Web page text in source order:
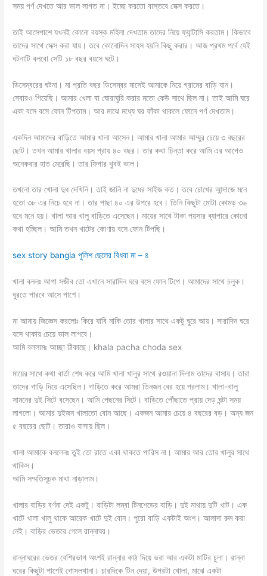
সময় পর্ণ দেখতে আর ভাল লাগত না। ইচ্ছে করতো বাস্তবে সেক্স করতে।
তাই আসেপাশে যখনই কোনো বয়স্ক মহিলা দেখতাম তাদের নিয়ে ফ্যান্টাসি করতাম। কিভাবে
তাদের সাথে সেক্স করা যায়। তবে কোনোদিন সাহস হয়নি কিছু করার। আজ প্রথম পর্বে যেই
ঘটনাটি বলবো সেটি ১৮ বছর বয়সে ঘটে।
ডিসেম্বরের ঘটনা। মা প্রতি বছর ডিসেম্বর মাসেই আমাকে নিয়ে গ্রামের বাড়ি যান।
সেবারও গিয়েছি। আমার খেলা বা ঘোরাঘুরি করার মতো কেউ সাথে ছিল না। তাই আমি ঘরে
একা বসে বসে ফোন টিপতাম। আর মাঝে মধ্যে ঘর ফাঁকা থাকলে ফোনে পর্ণ দেখতাম।
একদিন আমাদের বাড়িতে আমার খালা আসেন। আমার খালা আমার আম্মুর চেয়ে ৩ বছরের
ছোট। তখন আমার খালার বয়স প্রায় ৪০ বছর। তার কথা চিন্তা করে আমি এর আগেও
অনেকবার হাত মেরেছি। তার ফিগার খুবই ভাল।
তখনো তার খোলা দুধ দেখিনি। তাই জানি না দুধের সাইজ কত। তবে চোখের আন্দাজে মনে
হতো ৩৮ এর নিচে হবে না। তার পাছা ৪০ এর উপরে হবে। তিনি কিছুটা মোটা কোমড় ৩৬
হবে মনে হয়। খালা আর খালু বাড়িতে এসেছেন। মায়ের সাথে টাকা পয়সার ব্যাপারে কোনো
কথা হচ্ছিল। আমি তখন খাটের কোণায় বসে ফোন টিপছি।
sex story bangla পুলিশ ছেলের বিধবা মা – ৪
খালা বললঃ আপা সজীব তো এখানে সারাদিন ঘরে বসে ফোন টিপে। আমাদের সাথে চলুক।
ঘুরতে পারবে আসে পাশে।
মা আমায় জিজ্ঞেস করলোঃ কিরে যাবি নাকি তোর খালার সাথে একটু ঘুরে আয়। সারাদিন ঘরে
বসে থাকার চেয়ে ভাল লাগবে।
আমি বললামঃ আচ্ছা ঠিকাছে। khala pacha choda sex
মায়ের সাথে কথা বার্তা শেষ করে আমি খালা খালুর সাথে রওয়ানা দিলাম তাদের বাসায়। তারা
তাদের গাড়ি দিয়ে এসেছিল। গাড়িতে করে আমরা তিনজন বের হয়ে পরলাম। খালা-খালু
সামনের দুই সিটে বসেছেন। আমি পেছনের সিটে। বাড়িতে পৌঁছাতে প্রায় দেড় ঘন্টা সময়
লাগলো। আমার দুইজন খালাতো বোন আছে। একজন আমার চেয়ে ৪ বছরের বড়। অন্য জন
৫ বছরের ছোট। তারাও বাসায় ছিল।
খালা আমাকে বললেনঃ তুই তো রাতে একা থাকতে পারিস না। আমার আর তোর খালুর সাথে
থাকিস।
আমি সম্মতিসূচক মাথা নাড়ালাম।
খালার বাড়ির বর্ণনা দেই একটু। বাড়িটা লম্বা টিনশেডের বাড়ি। দুই মাথায় দুটি খাট। এক
খাটে খালা খালু থাকে আরেক খাটে দুই বোন। পুরো বাড়ি একটাই অংশ। আলাদা রুম করা
নেই। বাড়ির ভেতরে গেলে রান্নাঘর।
রান্নাঘরের ভেতর বেশিরভাগ অংশই রান্নার কাঠ দিয়ে ভরা আর একটা মাটির চুলা। রান্না
ঘরের কিছুটা পাশেই গোসলখানা। চারদিকে টিন দেয়া, উপরটা খোলা, মাঝে একটা